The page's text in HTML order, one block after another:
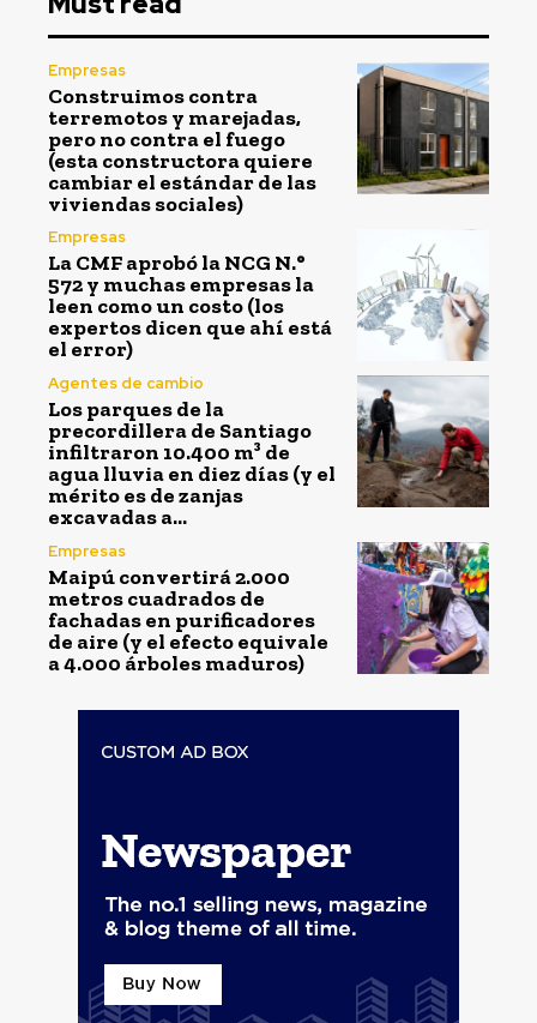
Empresas
Construimos contra
terremotos y marejadas,
pero no contra el fuego
(esta constructora quiere
cambiar el estándar de las
viviendas sociales)
Empresas
La CMF aprobó la NCG N.°
572 y muchas empresas la
leen como un costo (los
expertos dicen que ahí está
el error)
Agentes de cambio
Los parques de la
precordillera de Santiago
infiltraron 10.400 m³ de
agua lluvia en diez días (y el
mérito es de zanjas
excavadas a...
Empresas
Maipú convertirá 2.000
metros cuadrados de
fachadas en purificadores
de aire (y el efecto equivale
a 4.000 árboles maduros)